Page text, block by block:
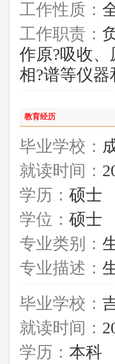
工作性质：
工作职责：
作原?吸收、
相?谱等仪
教育经历
毕业学校：
就读时间：
学历： 硕士
学位： 硕士
专业类别：
专业描述：
毕业学校：
就读时间：
学历： 本科